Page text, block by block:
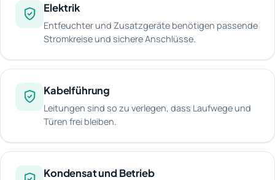
Elektrik
Entfeuchter und Zusatzgeräte benötigen passende
Stromkreise und sichere Anschlüsse.
Kabelführung
Leitungen sind so zu verlegen, dass Laufwege und
Türen frei bleiben.
Kondensat und Betrieb